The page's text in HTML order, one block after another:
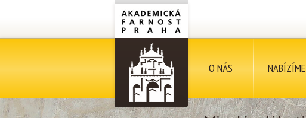
O NÁS NABÍZÍME